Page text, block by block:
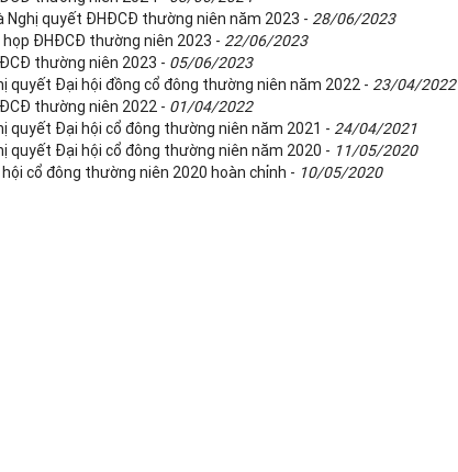
Nghị quyết ĐHĐCĐ thường niên năm 2023 - 28/06/2023
họp ĐHĐCĐ thường niên 2023 - 22/06/2023
thường niên 2023 - 05/06/2023
quyết Đại hội đồng cổ đông thường niên năm 2022 - 23/04/2022
thường niên 2022 - 01/04/2022
quyết Đại hội cổ đông thường niên năm 2021 - 24/04/2021
quyết Đại hội cổ đông thường niên năm 2020 - 11/05/2020
cổ đông thường niên 2020 hoàn chỉnh - 10/05/2020